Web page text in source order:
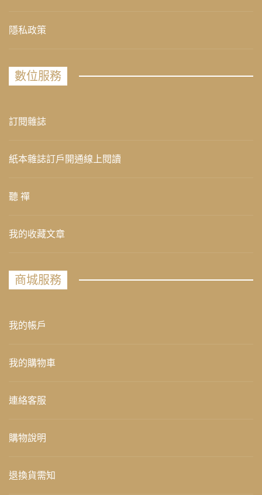
隱私政策
數位服務
訂閱雜誌
紙本雜誌訂戶開通線上閱讀
聽 禪
我的收藏文章
商城服務
我的帳戶
我的購物車
連絡客服
購物說明
退換貨需知